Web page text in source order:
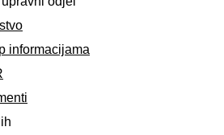
informacijama